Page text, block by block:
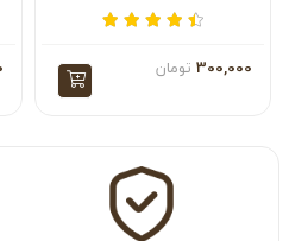
300,000 تومان